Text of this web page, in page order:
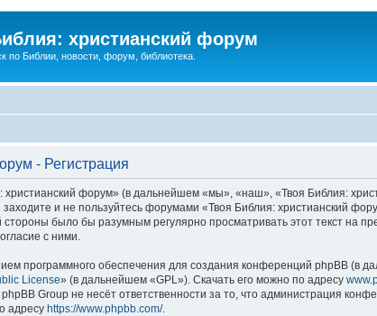
христианский форум
по Библии, новости, форум, библиотека.
- Регистрация
форум» (в дальнейшем «мы», «наш», «Твоя Библия:
и не пользуйтесь форумами «Твоя Библия: христианский
было бы разумным регулярно просматривать этот текст на
с ними.
программного обеспечения для создания конференций phpBB (в
License» (в дальнейшем «GPL»). Скачать его можно по адресу
Group не несёт ответственности за то, что администрация
адресу https://www.phpbb.com/.